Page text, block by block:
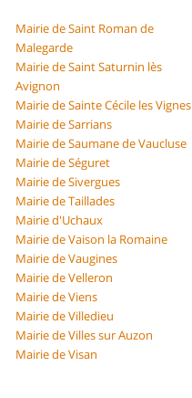
Mairie de Saint Roman de
Malegarde
Mairie de Saint Saturnin lès
Avignon
Mairie de Sainte Cécile les Vignes
Mairie de Sarrians
Mairie de Saumane de Vaucluse
Mairie de Séguret
Mairie de Sivergues
Mairie de Taillades
Mairie d'Uchaux
Mairie de Vaison la Romaine
Mairie de Vaugines
Mairie de Velleron
Mairie de Viens
Mairie de Villedieu
Mairie de Villes sur Auzon
Mairie de Visan